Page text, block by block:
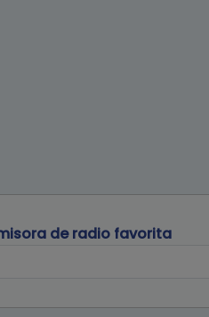
de radio favorita